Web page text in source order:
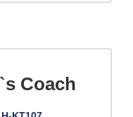
Coach